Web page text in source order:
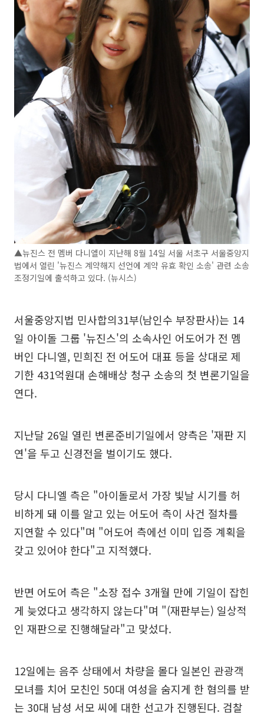
▲뉴진스 전 멤버 다니엘이 지난해 8월 14일 서울 서초구 서울중앙지
법에서 열린 '뉴진스 계약해지 선언에 계약 유효 확인 소송' 관련 소송
조정기일에 출석하고 있다. (뉴시스)
서울중앙지법 민사합의31부(남인수 부장판사)는 14
일 아이돌 그룹 '뉴진스'의 소속사인 어도어가 전 멤
버인 다니엘, 민희진 전 어도어 대표 등을 상대로 제
기한 431억원대 손해배상 청구 소송의 첫 변론기일을
연다.
지난달 26일 열린 변론준비기일에서 양측은 '재판 지
연'을 두고 신경전을 벌이기도 했다.
당시 다니엘 측은 "아이돌로서 가장 빛날 시기를 허
비하게 돼 이를 알고 있는 어도어 측이 사건 절차를
지연할 수 있다"며 "어도어 측에선 이미 입증 계획을
갖고 있어야 한다"고 지적했다.
반면 어도어 측은 "소장 접수 3개월 만에 기일이 잡힌
게 늦었다고 생각하지 않는다"며 "(재판부는) 일상적
인 재판으로 진행해달라"고 맞섰다.
12일에는 음주 상태에서 차량을 몰다 일본인 관광객
모녀를 치어 모친인 50대 여성을 숨지게 한 혐의를 받
는 30대 남성 서모 씨에 대한 선고가 진행된다. 검찰